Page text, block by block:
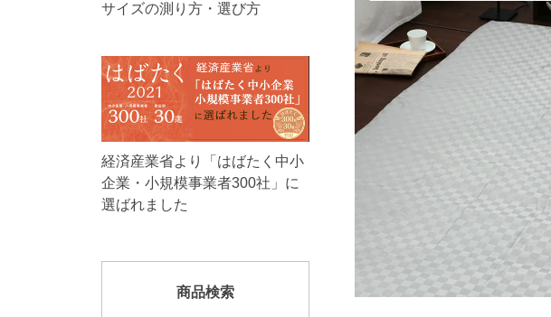
サイズの測り方・選び方
経済産業省より「はばたく中小
企業・小規模事業者300社」に
選ばれました
商品検索